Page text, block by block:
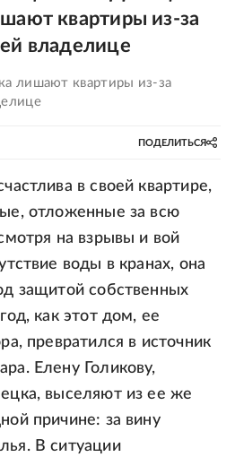
квартиры из-за
владелице
лишают квартиры из-за
ПОДЕЛИТЬСЯ
в своей квартире,
отложенные за всю
на взрывы и вой
воды в кранах, она
защитой собственных
как этот дом, ее
превратился в источник
Елену Голикову,
выселяют из ее же
причине: за вину
В ситуации